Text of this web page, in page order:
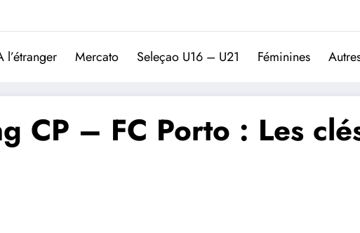
Trivela
L'actualité du football portugais
l’étranger Mercato Seleçao U16 – U21 Féminines
CP – FC Porto : Les